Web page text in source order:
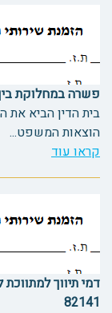
פשרה במחלוקת בין
בית הדין הביא את
הוצאות המשפט...
קראו עוד
דמי תיווך
82141